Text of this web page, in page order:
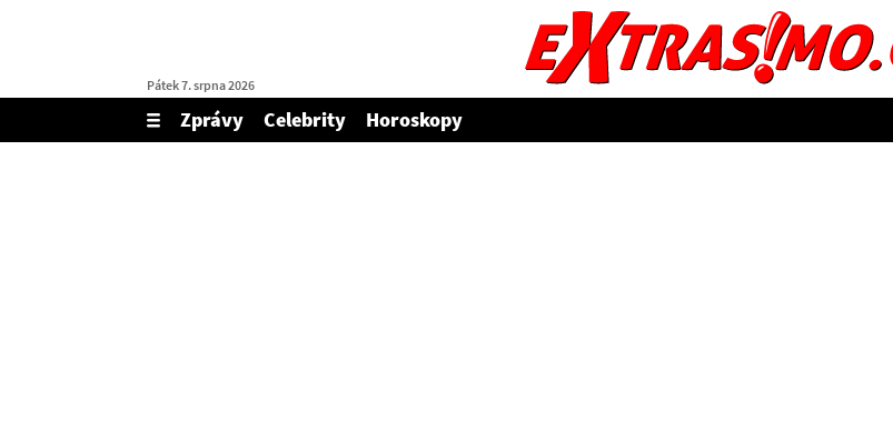
Pátek 7. srpna 2026
Zobrazit/skrýt
menu
Zprávy Celebrity
Horoskopy